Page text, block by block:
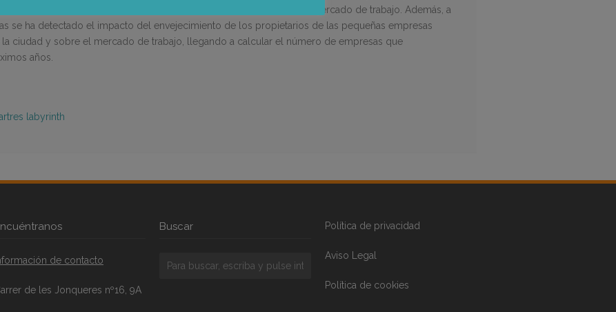
las dificultades para encontrar la mano de obra adecuada en el mercado de trabajo. Además, a
se ha detectado el impacto del envejecimiento de los propietarios de las pequeñas empresas
ciudad y sobre el mercado de trabajo, llegando a calcular el número de empresas que
años.
labyrinth
de contacto
de les Jonqueres nº16, 9A
Buscar Política de privacidad
Aviso Legal
Política de cookies